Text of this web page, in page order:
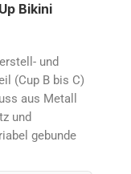
Bikini
und
(Cup B bis C)
aus Metall
und
gebunde